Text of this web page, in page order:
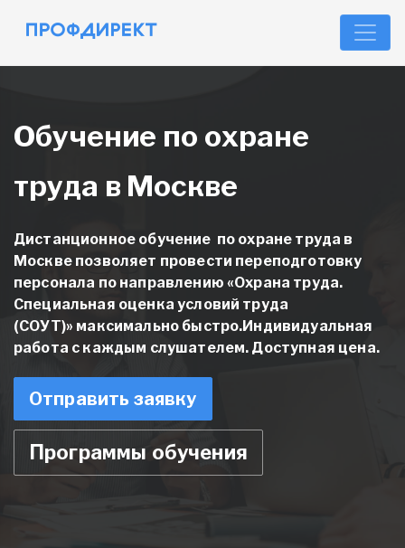
Обучение по охране
труда в Москве
Дистанционное обучение по охране труда в
Москве позволяет провести переподготовку
персонала по направлению «Охрана труда.
Специальная оценка условий труда
(СОУТ)» максимально быстро.Индивидуальная
работа с каждым слушателем. Доступная цена.
Отправить заявку
Программы обучения